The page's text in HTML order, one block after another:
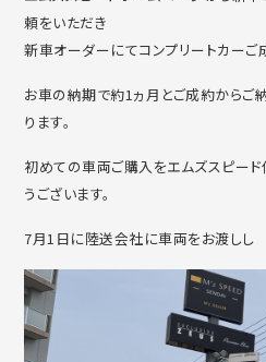
頼をいただき
新車オーダーにてコンプリートカーご
お車の納期で約1ヵ月とご成約からご
ります。
初めての車両ご購入をエムズスピー
うございます。
7月1日に陸送会社に車両をお渡しし